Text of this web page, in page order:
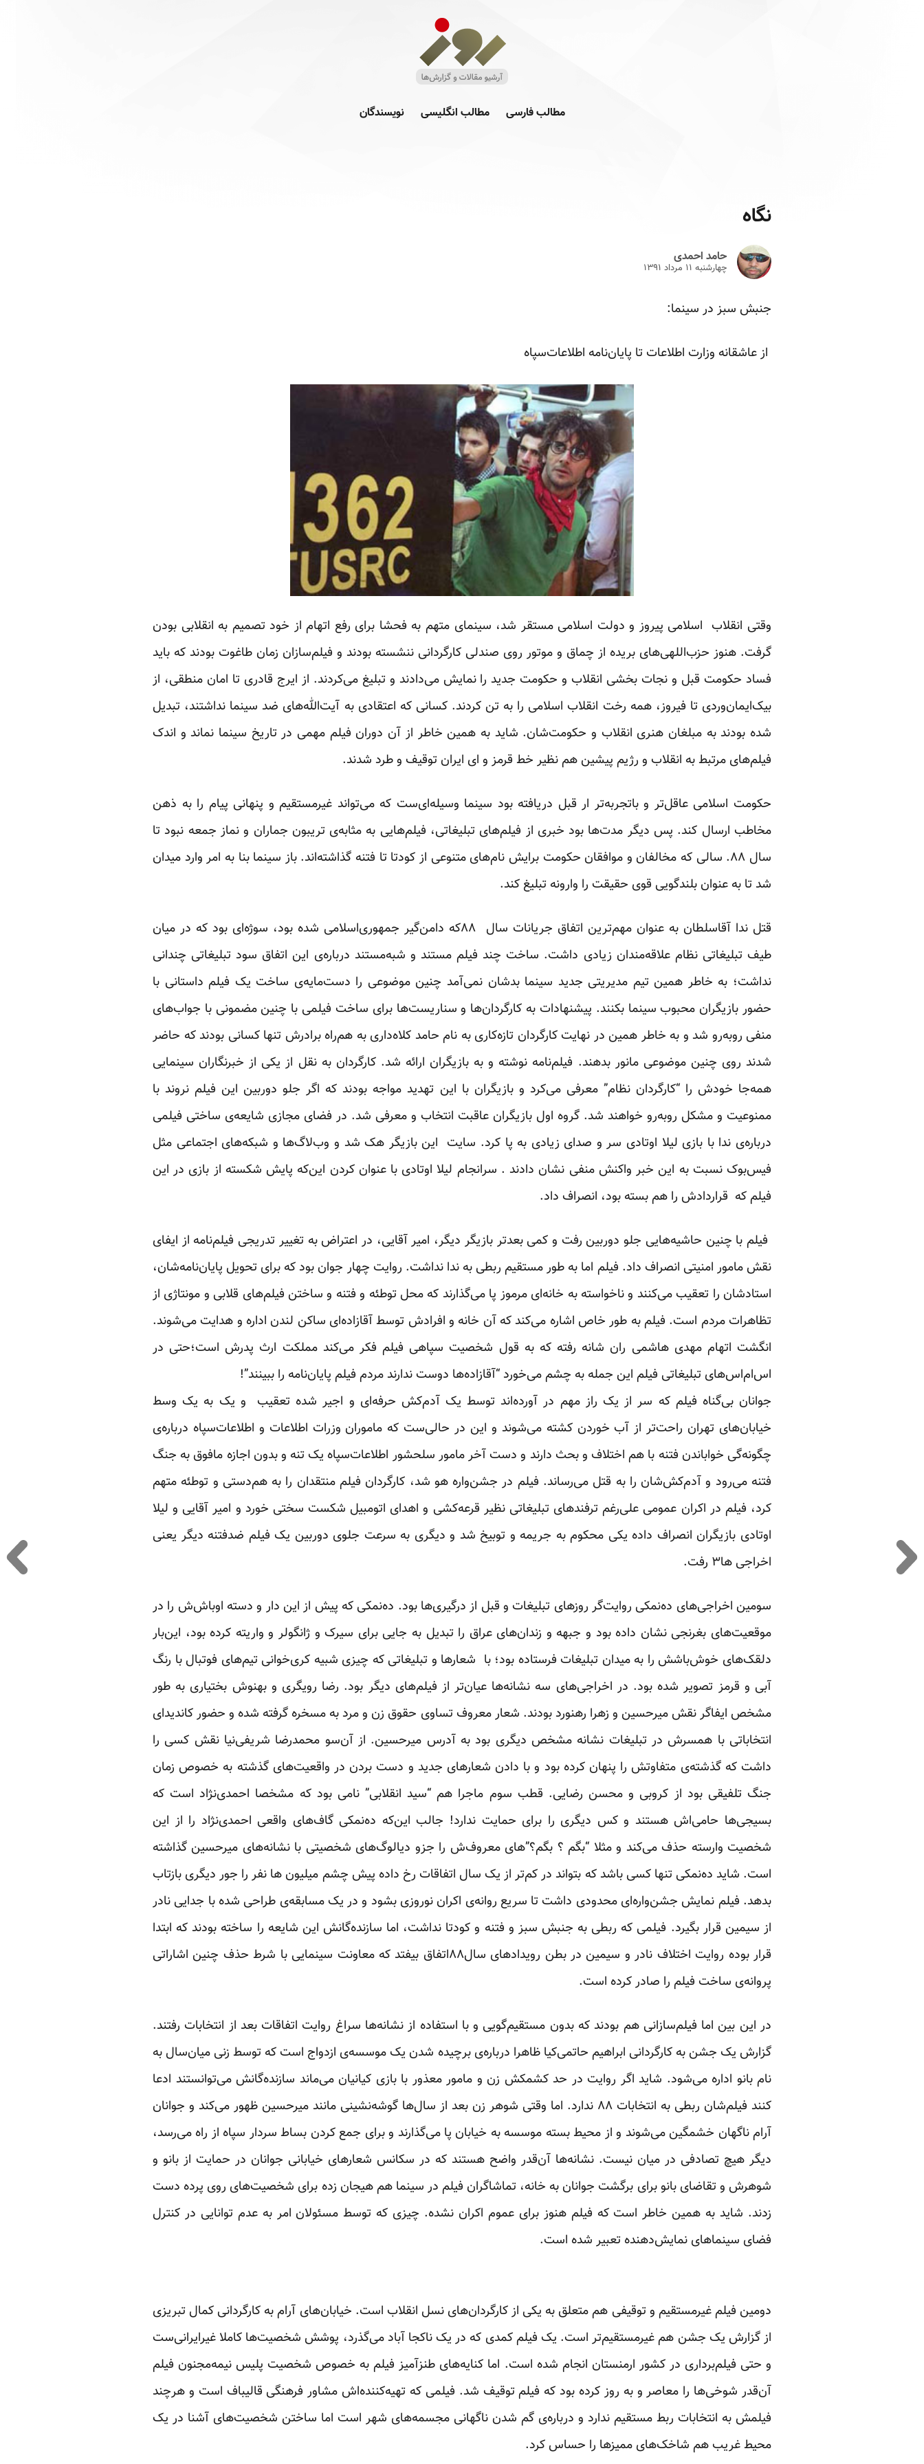
مطالب فارسی مطالب انگلیسی نویسندگان
نگاه
حامد احمدی
چهارشنبه ۱۱ مرداد ۱۳۹۱
جنبش سبز در سینما:
از عاشقانه‌ وزارت اطلاعات تا پایان‌نامه‌ اطلاعات‌سپاه
وقتی انقلاب اسلامی پیروز و دولت اسلامی مستقر شد، سینمای متهم به فحشا برای رفع اتهام از خود تصمیم به انقلابی بودن
گرفت. هنوز حزب‌اللهی‌های بریده از چماق و موتور روی صندلی کارگردانی ننشسته بودند و فیلم‌سازان زمان طاغوت بودند که باید
فساد حکومت قبل و نجات‌ بخشی انقلاب و حکومت جدید را نمایش می‌دادند و تبلیغ می‌کردند. از ایرج قادری تا امان منطقی، از
بیک‌ایمان‌وردی تا فیروز، همه رخت انقلاب اسلامی را به تن کردند. کسانی که اعتقادی به آیت‌الله‌های ضد سینما نداشتند، تبدیل
شده بودند به مبلغان هنری انقلاب‌ و حکومت‌شان. شاید به همین خاطر از آن دوران فیلم مهمی در تاریخ سینما نماند و اندک
فیلم‌های مرتبط به انقلاب و رژیم پیشین هم نظیر خط قرمز و ای ایران توقیف و طرد شدند.
حکومت اسلامی عاقل‌تر و باتجربه‌تر ار قبل دریافته بود سینما وسیله‌ای‌ست که می‌تواند غیرمستقیم و پنهانی پیام را به ذهن
مخاطب ارسال کند. پس دیگر مدت‌ها بود خبری از فیلم‌های تبلیغاتی، فیلم‌هایی به مثابه‌ی تریبون جماران و نماز جمعه نبود تا
سال ۸۸. سالی که مخالفان و موافقان حکومت برایش نام‌های متنوعی از کودتا تا فتنه گذاشته‌اند. باز سینما بنا به امر وارد میدان
شد تا به عنوان بلندگویی قوی حقیقت را وارونه تبلیغ کند.
قتل ندا آقاسلطان به عنوان مهم‌ترین اتفاق جریانات سال ۸۸که دامن‌گیر جمهوری‌اسلامی شده بود، سوژه‌ای بود که در میان
طیف تبلیغاتی نظام علاقه‌مندان زیادی داشت. ساخت چند فیلم مستند و شبه‌مستند درباره‌ی این اتفاق سود تبلیغاتی چندانی
نداشت؛ به خاطر همین تیم مدیریتی جدید سینما بدشان نمی‌آمد چنین موضوعی را دست‌مایه‌ی ساخت یک فیلم داستانی با
حضور بازیگران محبوب سینما بکنند. پیشنهادات به کارگردان‌ها و سناریست‌ها برای ساخت فیلمی با چنین مضمونی با جواب‌های
منفی روبه‌رو شد و به خاطر همین در نهایت کارگردان تازه‌کاری به نام حامد کلاه‌داری به هم‌راه برادرش تنها کسانی بودند که حاضر
شدند روی چنین موضوعی مانور بدهند. فیلم‌نامه نوشته و به بازیگران ارائه شد. کارگردان به نقل از یکی از خبرنگاران سینمایی
همه‌جا خودش را “کارگردان نظام” معرفی می‌کرد و بازیگران با این تهدید مواجه بودند که اگر جلو دوربین این فیلم نروند با
ممنوعیت و مشکل روبه‌رو خواهند شد. گروه اول باز‌یگران عاقبت انتخاب و معرفی شد. در فضای مجازی شایعه‌ی ساختی فیلمی
درباره‌ی ندا با بازی لیلا اوتادی سر و صدای زیادی به پا کرد. سایت این بازیگر هک شد و وب‌لاگ‌ها و شبکه‌های اجتماعی مثل
فیس‌بوک نسبت به این خبر واکنش منفی نشان دادند . سرانجام لیلا اوتادی با عنوان کردن این‌که پایش شکسته از بازی در این
فیلم که قراردادش را هم بسته بود، انصراف داد.
فیلم با چنین حاشیه‌‌هایی جلو دوربین رفت و کمی بعدتر بازیگر دیگر، امیر آقایی، در اعتراض به تغییر تدریجی فیلم‌نامه از ایفای
نقش مامور امنیتی انصراف داد. فیلم اما به طور مستقیم ربطی به ندا نداشت. روایت چهار جوان بود که برای تحویل پایان‌نامه‌شان،
استادشان را تعقیب می‌کنند و ناخواسته به خانه‌ای مرموز پا می‌گذارند که محل توطئه و فتنه و ساختن فیلم‌های قلابی و مونتاژی از
تظاهرات مردم است. فیلم به طور خاص اشاره می‌کند که آن خانه و افرادش توسط آقازاده‌ای ساکن لندن اداره و هدایت می‌شوند.
انگشت اتهام مهدی هاشمی ران شانه رفته که به قول شخصیت سپاهی فیلم فکر می‌کند مملکت ارث پدرش است؛حتی در
اس‌ام‌اس‌های تبلیغاتی فیلم این جمله به چشم می‌خورد “آقازاده‌ها دوست ندارند مردم فیلم پایان‌نامه را ببینند”!
جوانان بی‌گناه فیلم که سر از یک راز مهم در آورده‌اند توسط یک آدم‌کش حرفه‌ای و اجیر شده تعقیب و یک به یک وسط
خیابان‌های تهران راحت‌تر از آب خوردن کشته می‌شوند و این در حالی‌ست که ماموران وزرات اطلاعات و اطلاعات‌سپاه درباره‌ی
چگونه‌گی خواباندن فتنه با هم اختلاف و بحث دارند و دست آخر مامور سلحشور اطلاعات‌سپاه یک تنه و بدون اجازه‌ مافوق به جنگ
فتنه می‌رود و آدم‌کش‌شان را به قتل می‌رساند. فیلم در جشن‌واره هو شد، کارگردان فیلم منتقدان را به هم‌دستی و توطئه متهم
کرد، فیلم در اکران عمومی علی‌رغم ترفندهای تبلیغاتی نظیر قرعه‌کشی و اهدای اتومبیل شکست سختی خورد و امیر آقایی و لیلا
اوتادی بازیگران انصراف داده یکی محکوم به جریمه و توبیخ شد و دیگری به سرعت جلوی دوربین یک فیلم ضدفتنه‌ دیگر یعنی
اخراجی ها۳ رفت.
سومین اخراجی‌های ده‌نمکی روایت‌گر روزهای تبلیغات و قبل از درگیری‌ها بود. ده‌نمکی که پیش از این دار و دسته‌ اوباش‌ش را در
موقعیت‌های بغرنجی نشان داده بود و جبهه و زندان‌های عراق را تبدیل به جایی برای سیرک و ژانگولر و واریته کرده بود، این‌بار
دلقک‌های خوش‌باشش را به میدان تبلیغات فرستاده بود؛ با شعارها و تبلیغاتی که چیزی شبیه کری‌خوانی تیم‌های فوتبال با رنگ
آبی و قرمز تصویر شده بود. در اخراجی‌های سه نشانه‌ها عیان‌تر از فیلم‌های دیگر بود. رضا رویگری و بهنوش بختیاری به طور
مشخص ایفاگر نقش میرحسین و زهرا رهنورد بودند. شعار معروف تساوی حقوق زن و مرد به مسخره گرفته شده و حضور کاندیدای
انتخاباتی با همسرش در تبلیغات نشانه مشخص دیگری بود به آدرس میرحسین. از آن‌سو محمدرضا شریفی‌نیا نقش کسی را
داشت که گذشته‌ی متفاوتش را پنهان کرده بود و با دادن شعارهای جدید و دست بردن در واقعیت‌های گذشته به خصوص زمان
جنگ تلفیقی بود از کروبی و محسن رضایی. قطب سوم ماجرا هم “سید انقلابی” نامی بود که مشخصا احمدی‌نژاد است که
بسیجی‌ها حامی‌اش هستند و کس دیگری را برای حمایت ندارد! جالب این‌که ده‌نمکی گاف‌های واقعی احمدی‌نژاد را از این
شخصیت وارسته حذف می‌کند و مثلا “بگم ؟ بگم؟”های معروف‌ش را جزو دیالوگ‌های شخصیتی با نشانه‌های میرحسین گذاشته
است. شاید ده‌نمکی تنها کسی باشد که بتواند در کم‌تر از یک سال اتفاقات رخ داده پیش چشم میلیون ها نفر را جور دیگری بازتاب
بدهد. فیلم نمایش جشن‌واره‌ای محدودی داشت تا سریع روانه‌ی اکران نوروزی بشود و در یک مسابقه‌ی طراحی شده با جدایی نادر
از سیمین قرار بگیرد. فیلمی که ربطی به جنبش سبز و فتنه و کودتا نداشت، اما سازنده‌گانش این شایعه را ساخته بودند که ابتدا
قرار بوده روایت اختلاف نادر و سیمین در بطن رویدادهای ‌سال۸۸اتفاق بیفتد که معاونت سینمایی با شرط حذف چنین اشاراتی
پروانه‌ی ساخت فیلم را صادر کرده است.
در این بین اما فیلم‌سازانی هم بودند که بدون مستقیم‌گویی و با استفاده از نشانه‌ها سراغ روایت اتفاقات بعد از انتخابات رفتند.
گزارش یک جشن به کارگردانی ابراهیم حاتمی‌کیا ظاهرا درباره‌ی برچیده شدن یک موسسه‌ی ازدواج است که توسط زنی میان‌سال به
نام بانو اداره می‌شود. شاید اگر روایت در حد کشمکش زن و مامور معذور با بازی کیانیان می‌ماند سازنده‌گانش می‌توانستند ادعا
کنند فیلم‌شان ربطی به انتخابات ۸۸ ندارد. اما وقتی شوهر زن بعد از سال‌ها گوشه‌نشینی مانند میرحسین ظهور می‌کند و جوانان
آرام ناگهان خشمگین می‌شوند و از محیط بسته‌ موسسه به خیابان پا می‌گذارند و برای جمع کردن بساط سردار سپاه از راه می‌رسد،
دیگر هیچ تصادفی در میان نیست. نشانه‌ها آن‌قدر واضح هستند که در سکانس شعارهای خیابانی جوانان در حمایت از بانو و
شوهرش و تقاضای بانو برای برگشت جوانان به خانه، تماشاگران فیلم در سینما هم هیجان زده برای شخصیت‌های روی پرده دست
زدند. شاید به همین خاطر است که فیلم هنوز برای عموم اکران نشده. چیزی که توسط مسئولان امر به عدم توانایی در کنترل
فضای سینماهای نمایش‌دهنده تعبیر شده است.
دومین فیلم غیرمستقیم و توقیفی هم متعلق به یکی از کارگردان‌های نسل انقلاب است. خیابان‌های آرام به کارگردانی کمال تبریزی
از گزارش یک جشن هم غیرمستقیم‌تر است. یک فیلم کمدی که در یک ناکجا آباد می‌گذرد، پوشش شخصیت‌ها کاملا غیرایرانی‌ست
و حتی فیلم‌برداری در کشور ارمنستان انجام شده است. اما کنایه‌های طنزآمیز فیلم به خصوص شخصیت پلیس نیمه‌مجنون فیلم
آن‌قدر شوخی‌ها را معاصر و به روز کرده بود که فیلم توقیف شد. فیلمی که تهیه‌کننده‌اش مشاور فرهنگی قالیباف است و هرچند
فیلمش به انتخابات ربط مستقیم ندارد و درباره‌ی گم شدن ناگهانی مجسمه‌های شهر است اما ساختن شخصیت‌های آشنا در یک
محیط غریب هم شاخک‌های ممیزها را حساس کرد.